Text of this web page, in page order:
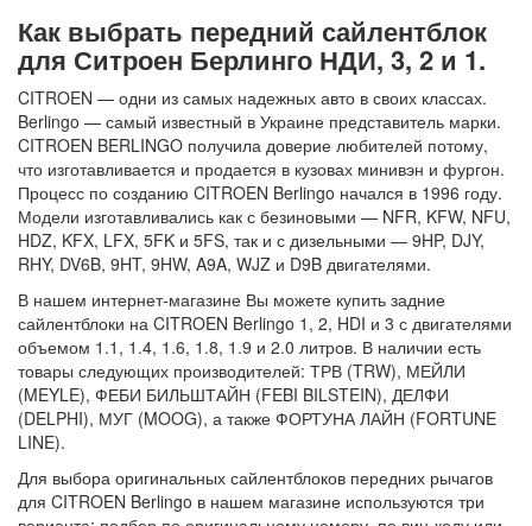
Как выбрать передний сайлентблок
для Ситроен Берлинго НДИ, 3, 2 и 1.
CITROEN — одни из самых надежных авто в своих классах.
Berlingo — самый известный в Украине представитель марки.
CITROEN BERLINGO получила доверие любителей потому,
что изготавливается и продается в кузовах минивэн и фургон.
Процесс по созданию CITROEN Berlingo начался в 1996 году.
Модели изготавливались как с безиновыми — NFR, KFW, NFU,
HDZ, KFX, LFX, 5FK и 5FS, так и с дизельными — 9HP, DJY,
RHY, DV6B, 9HT, 9HW, A9A, WJZ и D9B двигателями.
В нашем интернет-магазине Вы можете купить задние
сайлентблоки на CITROEN Berlingo 1, 2, HDI и 3 с двигателями
объемом 1.1, 1.4, 1.6, 1.8, 1.9 и 2.0 литров. В наличии есть
товары следующих производителей: ТРВ (TRW), МЕЙЛИ
(MEYLE), ФЕБИ БИЛЬШТАЙН (FEBI BILSTEIN), ДЕЛФИ
(DELPHI), МУГ (MOOG), а также ФОРТУНА ЛАЙН (FORTUNE
LINE).
Для выбора оригинальных сайлентблоков передних рычагов
для CITROEN Berlingo в нашем магазине используются три